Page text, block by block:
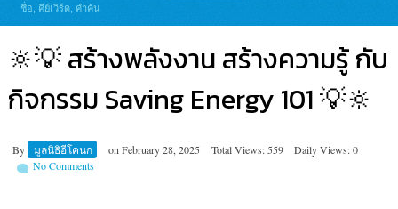
ชื่อ, คีย์เวิร์ด, คำค้น
🔆💡 สร้างพลังงาน สร้างความรู้ กับ
กิจกรรม Saving Energy 101 💡🔆
By มูลนิธิอีโคนก on February 28, 2025 Total Views: 559
Daily Views: 0
No Comments